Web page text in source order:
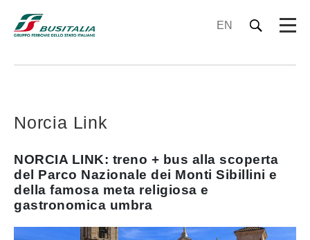
EN
Norcia Link
NORCIA LINK: treno + bus alla scoperta
del Parco Nazionale dei Monti Sibillini e
della famosa meta religiosa e
gastronomica umbra